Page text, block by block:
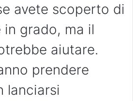
avete scoperto di
in grado, ma il
aiutare.
prendere
lanciarsi